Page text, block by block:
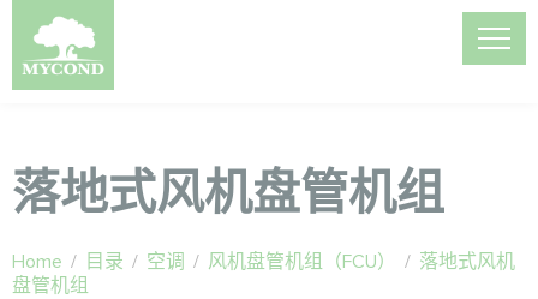
落地式风机盘管机组
Home / 目录 / 空调 / 风机盘管机组（FCU） / 落地式风机
盘管机组